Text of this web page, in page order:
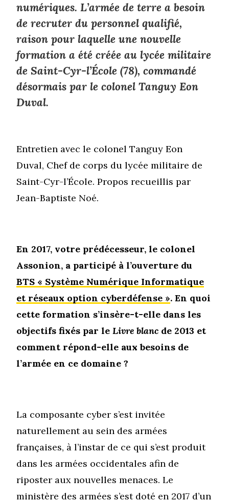
numériques. L’armée de terre a besoin
de recruter du personnel qualifié,
raison pour laquelle une nouvelle
formation a été créée au lycée militaire
de Saint-Cyr-l’École (78), commandé
désormais par le colonel Tanguy Eon
Duval.
Entretien avec le colonel Tanguy Eon
Duval, Chef de corps du lycée militaire de
Saint-Cyr-l’École. Propos recueillis par
Jean-Baptiste Noé.
En 2017, votre prédécesseur, le colonel
Assonion, a participé à l’ouverture du
BTS « Système Numérique Informatique
et réseaux option cyberdéfense ». En quoi
cette formation s’insère-t-elle dans les
objectifs fixés par leLivre blanc de 2013 et
comment répond-elle aux besoins de
l’armée en ce domaine ?
La composante cyber s’est invitée
naturellement au sein des armées
françaises, à l’instar de ce qui s’est produit
dans les armées occidentales afin de
riposter aux nouvelles menaces. Le
ministère des armées s’est doté en 2017 d’un